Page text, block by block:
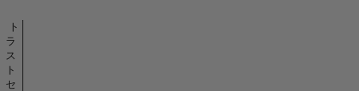
ト
ラ
ス
ト
セ